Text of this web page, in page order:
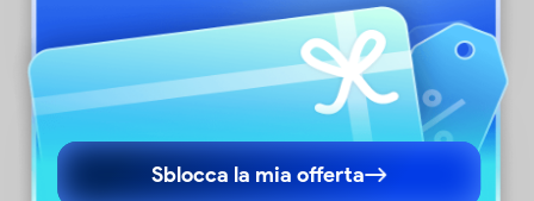
Sblocca la mia offerta